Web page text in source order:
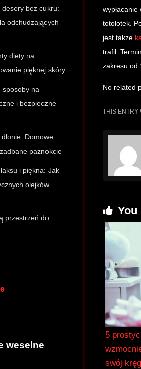
bez cukru:
odchudzających
diety na
pięknej skóry
sposoby na
i bezpieczne
Domowe
paznokcie
i piękna: Jak
olejków
przestrzeń do
weselne
totolotek.
jest także
trafił.
zakresu od
No related
THIS ENTRY
You
5
swój